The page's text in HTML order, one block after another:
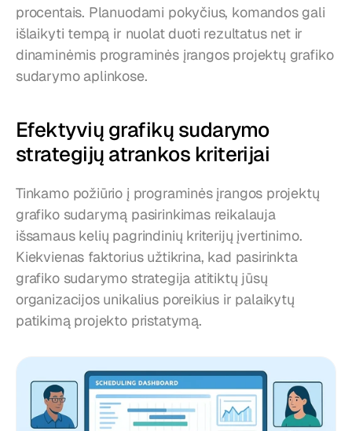
procentais. Planuodami pokyčius, komandos gali
išlaikyti tempą ir nuolat duoti rezultatus net ir
dinaminėmis programinės įrangos projektų grafiko
sudarymo aplinkose.
Efektyvių grafikų sudarymo
strategijų atrankos kriterijai
Tinkamo požiūrio į programinės įrangos projektų
grafiko sudarymą pasirinkimas reikalauja
išsamaus kelių pagrindinių kriterijų įvertinimo.
Kiekvienas faktorius užtikrina, kad pasirinkta
grafiko sudarymo strategija atitiktų jūsų
organizacijos unikalius poreikius ir palaikytų
patikimą projekto pristatymą.